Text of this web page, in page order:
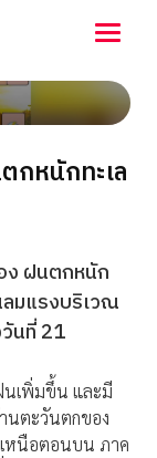
กหนักทะเล
ง ฝนตกหนัก
มแรงบริเวณ
นที่ 21
นเพิ่มขึ้น และมี
นตะวันตกของ
เหนือตอนบน ภาค